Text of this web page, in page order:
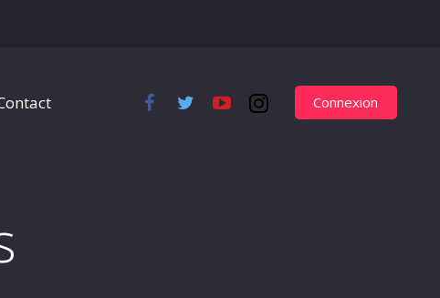
Connexion